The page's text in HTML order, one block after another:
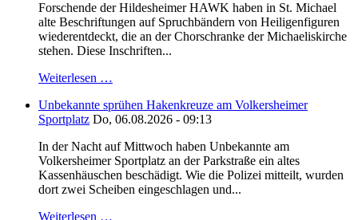
Forschende der Hildesheimer HAWK haben in St. Michael
alte Beschriftungen auf Spruchbändern von Heiligenfiguren
wiederentdeckt, die an der Chorschranke der Michaeliskirche
stehen. Diese Inschriften...
Weiterlesen …
Unbekannte sprühen Hakenkreuze am Volkersheimer
Sportplatz Do, 06.08.2026 - 09:13
In der Nacht auf Mittwoch haben Unbekannte am
Volkersheimer Sportplatz an der Parkstraße ein altes
Kassenhäuschen beschädigt. Wie die Polizei mitteilt, wurden
dort zwei Scheiben eingeschlagen und...
Weiterlesen …